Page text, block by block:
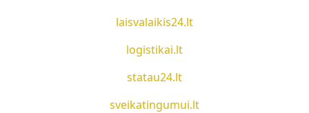
laisvalaikis24.lt
logistikai.lt
statau24.lt
sveikatingumui.lt